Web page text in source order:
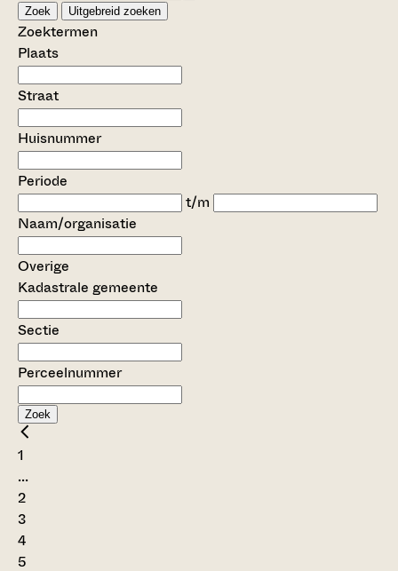
Zoek Uitgebreid zoeken
Zoektermen
Plaats
Straat
Huisnummer
Periode
t/m
Naam/organisatie
Overige
Kadastrale gemeente
Sectie
Perceelnummer
Zoek
1
...
2
3
4
5